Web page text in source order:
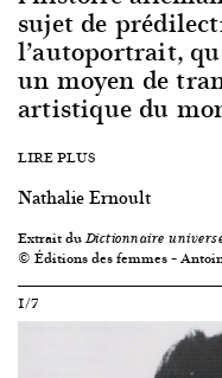
sujet de
l’autoportrait,
un moyen de
artistique du
LIRE PLUS
Nathalie Ernoult
Extrait duDictionnaire
© Éditions des femmes –
1/7